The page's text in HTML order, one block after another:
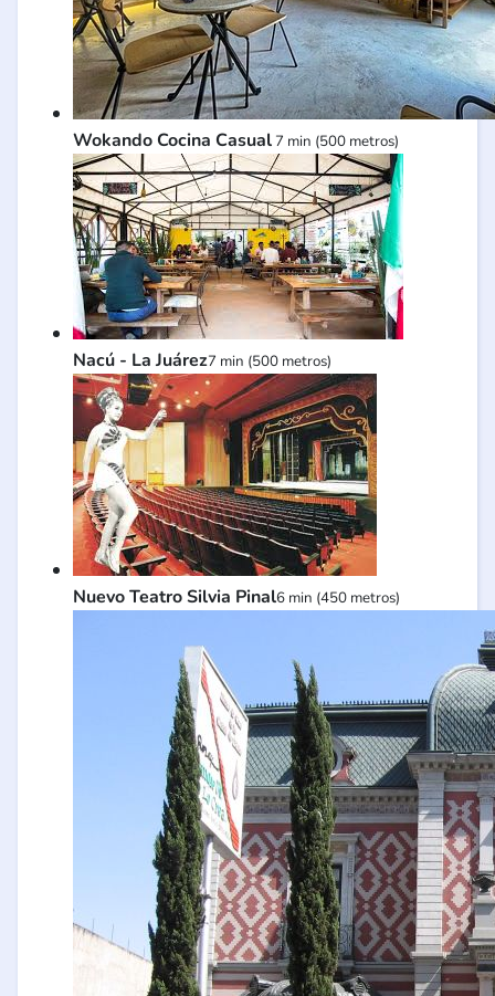
Wokando Cocina Casual 7 min (500 metros)
Nacú - La Juárez7 min (500 metros)
Nuevo Teatro Silvia Pinal6 min (450 metros)